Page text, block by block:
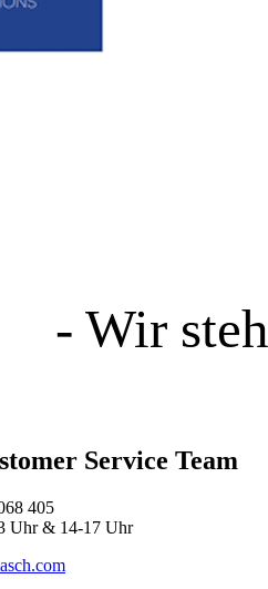
- Wir
Service Team
405
& 14-17 Uhr